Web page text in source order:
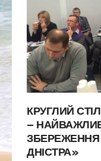
КРУГЛИЙ
–
ДНІСТРА»